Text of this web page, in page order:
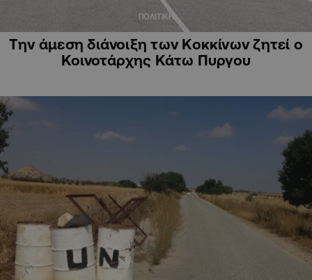
ΠΟΛΙΤΙΚΗ
Την άμεση διάνοιξη των Κοκκίνων ζητεί ο
Κοινοτάρχης Κάτω Πυργου